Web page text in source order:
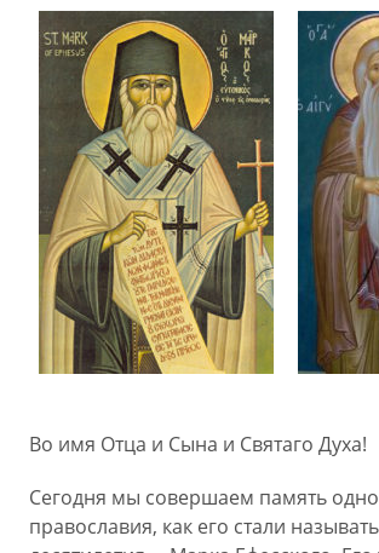
Во имя Отца и Сына и Святаго Духа!
Сегодня мы совершаем память
православия, как его стали